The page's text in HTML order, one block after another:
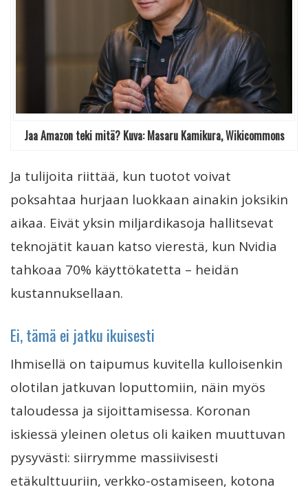
Jaa Amazon teki mitä? Kuva: Masaru Kamikura, Wikicommons
Ja tulijoita riittää, kun tuotot voivat
poksahtaa hurjaan luokkaan ainakin joksikin
aikaa. Eivät yksin miljardikasoja hallitsevat
teknojätit kauan katso vierestä, kun Nvidia
tahkoaa 70% käyttökatetta – heidän
kustannuksellaan.
Ei, tämä ei jatku ikuisesti
Ihmisellä on taipumus kuvitella kulloisenkin
olotilan jatkuvan loputtomiin, näin myös
taloudessa ja sijoittamisessa. Koronan
iskiessä yleinen oletus oli kaiken muuttuvan
pysyvästi: siirrymme massiivisesti
etäkulttuuriin, verkko-ostamiseen, kotona